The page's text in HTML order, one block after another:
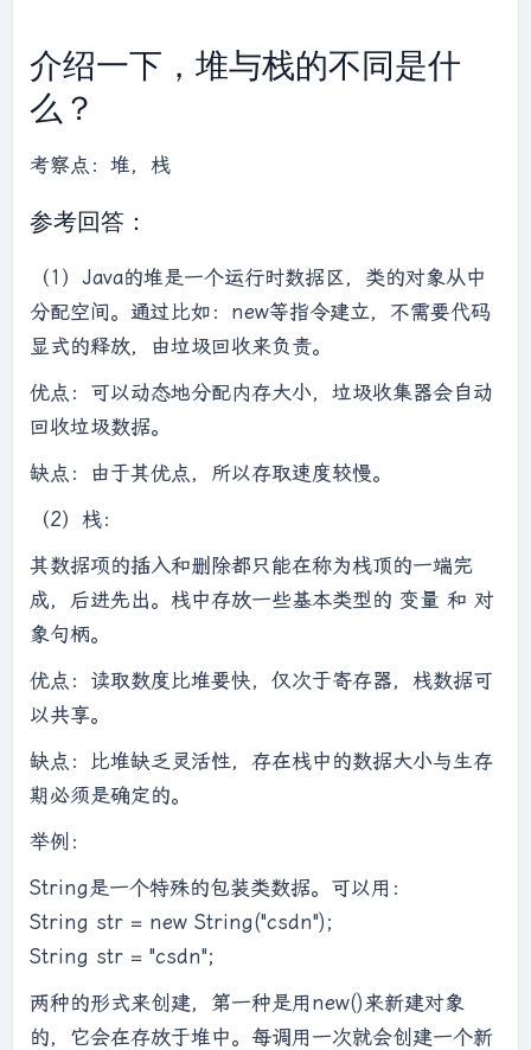
介绍一下，堆与栈的不同是什
么？
考察点：堆，栈
参考回答：
（1）Java的堆是一个运行时数据区，类的对象从中
分配空间。通过比如：new等指令建立，不需要代码
显式的释放，由垃圾回收来负责。
优点：可以动态地分配内存大小，垃圾收集器会自动
回收垃圾数据。
缺点：由于其优点，所以存取速度较慢。
（2）栈：
其数据项的插入和删除都只能在称为栈顶的一端完
成，后进先出。栈中存放一些基本类型的 变量 和 对
象句柄。
优点：读取数度比堆要快，仅次于寄存器，栈数据可
以共享。
缺点：比堆缺乏灵活性，存在栈中的数据大小与生存
期必须是确定的。
举例：
String是一个特殊的包装类数据。可以用：
String str = new String("csdn");
String str = "csdn";
两种的形式来创建，第一种是用new()来新建对象
的，它会在存放于堆中。每调用一次就会创建一个新